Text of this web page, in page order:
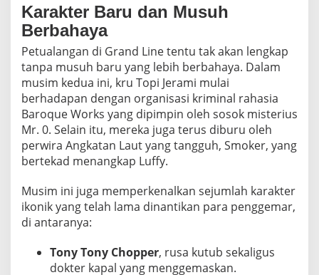
Karakter Baru dan Musuh
Berbahaya
Petualangan di Grand Line tentu tak akan lengkap
tanpa musuh baru yang lebih berbahaya. Dalam
musim kedua ini, kru Topi Jerami mulai
berhadapan dengan organisasi kriminal rahasia
Baroque Works yang dipimpin oleh sosok misterius
Mr. 0. Selain itu, mereka juga terus diburu oleh
perwira Angkatan Laut yang tangguh, Smoker, yang
bertekad menangkap Luffy.
Musim ini juga memperkenalkan sejumlah karakter
ikonik yang telah lama dinantikan para penggemar,
di antaranya:
Tony Tony Chopper, rusa kutub sekaligus
dokter kapal yang menggemaskan.